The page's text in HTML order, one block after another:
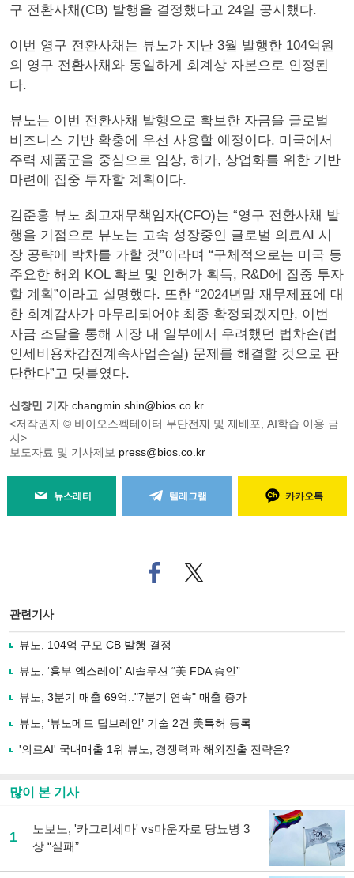
구 전환사채(CB) 발행을 결정했다고 24일 공시했다.
이번 영구 전환사채는 뷰노가 지난 3월 발행한 104억원
의 영구 전환사채와 동일하게 회계상 자본으로 인정된
다.
뷰노는 이번 전환사채 발행으로 확보한 자금을 글로벌
비즈니스 기반 확충에 우선 사용할 예정이다. 미국에서
주력 제품군을 중심으로 임상, 허가, 상업화를 위한 기반
마련에 집중 투자할 계획이다.
김준홍 뷰노 최고재무책임자(CFO)는 “영구 전환사채 발
행을 기점으로 뷰노는 고속 성장중인 글로벌 의료AI 시
장 공략에 박차를 가할 것”이라며 “구체적으로는 미국 등
주요한 해외 KOL 확보 및 인허가 획득, R&D에 집중 투자
할 계획”이라고 설명했다. 또한 “2024년말 재무제표에 대
한 회계감사가 마무리되어야 최종 확정되겠지만, 이번
자금 조달을 통해 시장 내 일부에서 우려했던 법차손(법
인세비용차감전계속사업손실) 문제를 해결할 것으로 판
단한다”고 덧붙였다.
신창민 기자 changmin.shin@bios.co.kr
<저작권자 © 바이오스펙테이터 무단전재 및 재배포, AI학습 이용 금
지>
보도자료 및 기사제보 press@bios.co.kr
뉴스레터 텔레그램 카카오톡
페
이
로
기
사
유
기
트위
터로
관련기사
뷰노, 104억 규모 CB 발행 결정
뷰노, ‘흉부 엑스레이’ AI솔루션 “美 FDA 승인”
뷰노, 3분기 매출 69억.."7분기 연속" 매출 증가
뷰노, ‘뷰노메드 딥브레인’ 기술 2건 美특허 등록
'의료AI' 국내매출 1위 뷰노, 경쟁력과 해외진출 전략은?
많이 본 기사
1
노보노, '카그리세마' vs마운자로 당뇨병 3
상 “실패”